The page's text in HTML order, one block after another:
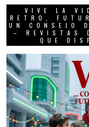
VIVE LA
RETRO,
UN CONSEJO
– REVISTAS
QUE